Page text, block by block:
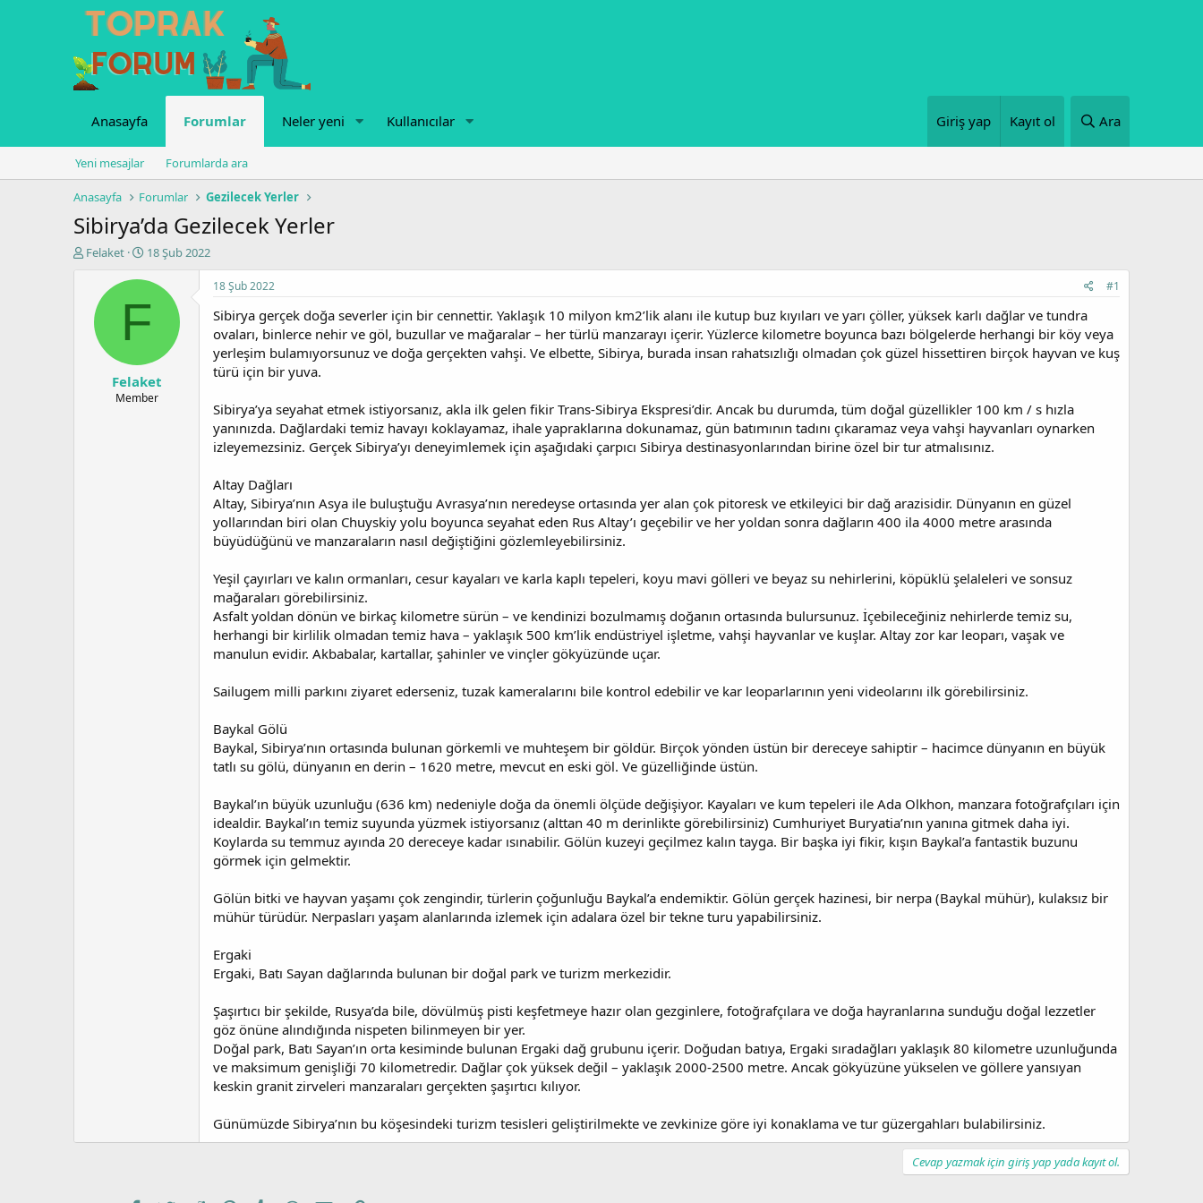
Anasayfa Forumlar Neler yeni Kullanıcılar Giriş yap Kayıt ol Ara
Yeni mesajlar Forumlarda ara
Anasayfa Forumlar Gezilecek Yerler
Sibirya’da Gezilecek Yerler
K
Felaket
B
ş
ı
ç
t
18 Şub 2022
F
Felaket
Member
18 Şub 2022 #1
Sibirya gerçek doğa severler için bir cennettir. Yaklaşık 10 milyon km2’lik alanı ile kutup buz kıyıları ve yarı çöller, yüksek karlı dağlar ve tundra
ovaları, binlerce nehir ve göl, buzullar ve mağaralar – her türlü manzarayı içerir. Yüzlerce kilometre boyunca bazı bölgelerde herhangi bir köy veya
yerleşim bulamıyorsunuz ve doğa gerçekten vahşi. Ve elbette, Sibirya, burada insan rahatsızlığı olmadan çok güzel hissettiren birçok hayvan ve kuş
türü için bir yuva.
Sibirya’ya seyahat etmek istiyorsanız, akla ilk gelen fikir Trans-Sibirya Ekspresi’dir. Ancak bu durumda, tüm doğal güzellikler 100 km / s hızla
yanınızda. Dağlardaki temiz havayı koklayamaz, ihale yapraklarına dokunamaz, gün batımının tadını çıkaramaz veya vahşi hayvanları oynarken
izleyemezsiniz. Gerçek Sibirya’yı deneyimlemek için aşağıdaki çarpıcı Sibirya destinasyonlarından birine özel bir tur atmalısınız.
Altay Dağları
Altay, Sibirya’nın Asya ile buluştuğu Avrasya’nın neredeyse ortasında yer alan çok pitoresk ve etkileyici bir dağ arazisidir. Dünyanın en güzel
yollarından biri olan Chuyskiy yolu boyunca seyahat eden Rus Altay’ı geçebilir ve her yoldan sonra dağların 400 ila 4000 metre arasında
büyüdüğünü ve manzaraların nasıl değiştiğini gözlemleyebilirsiniz.
Yeşil çayırları ve kalın ormanları, cesur kayaları ve karla kaplı tepeleri, koyu mavi gölleri ve beyaz su nehirlerini, köpüklü şelaleleri ve sonsuz
mağaraları görebilirsiniz.
Asfalt yoldan dönün ve birkaç kilometre sürün – ve kendinizi bozulmamış doğanın ortasında bulursunuz. İçebileceğiniz nehirlerde temiz su,
herhangi bir kirlilik olmadan temiz hava – yaklaşık 500 km’lik endüstriyel işletme, vahşi hayvanlar ve kuşlar. Altay zor kar leoparı, vaşak ve
manulun evidir. Akbabalar, kartallar, şahinler ve vinçler gökyüzünde uçar.
Sailugem milli parkını ziyaret ederseniz, tuzak kameralarını bile kontrol edebilir ve kar leoparlarının yeni videolarını ilk görebilirsiniz.
Baykal Gölü
Baykal, Sibirya’nın ortasında bulunan görkemli ve muhteşem bir göldür. Birçok yönden üstün bir dereceye sahiptir – hacimce dünyanın en büyük
tatlı su gölü, dünyanın en derin – 1620 metre, mevcut en eski göl. Ve güzelliğinde üstün.
Baykal’ın büyük uzunluğu (636 km) nedeniyle doğa da önemli ölçüde değişiyor. Kayaları ve kum tepeleri ile Ada Olkhon, manzara fotoğrafçıları için
idealdir. Baykal’ın temiz suyunda yüzmek istiyorsanız (alttan 40 m derinlikte görebilirsiniz) Cumhuriyet Buryatia’nın yanına gitmek daha iyi.
Koylarda su temmuz ayında 20 dereceye kadar ısınabilir. Gölün kuzeyi geçilmez kalın tayga. Bir başka iyi fikir, kışın Baykal’a fantastik buzunu
görmek için gelmektir.
Gölün bitki ve hayvan yaşamı çok zengindir, türlerin çoğunluğu Baykal’a endemiktir. Gölün gerçek hazinesi, bir nerpa (Baykal mühür), kulaksız bir
mühür türüdür. Nerpasları yaşam alanlarında izlemek için adalara özel bir tekne turu yapabilirsiniz.
Ergaki
Ergaki, Batı Sayan dağlarında bulunan bir doğal park ve turizm merkezidir.
Şaşırtıcı bir şekilde, Rusya’da bile, dövülmüş pisti keşfetmeye hazır olan gezginlere, fotoğrafçılara ve doğa hayranlarına sunduğu doğal lezzetler
göz önüne alındığında nispeten bilinmeyen bir yer.
Doğal park, Batı Sayan’ın orta kesiminde bulunan Ergaki dağ grubunu içerir. Doğudan batıya, Ergaki sıradağları yaklaşık 80 kilometre uzunluğunda
ve maksimum genişliği 70 kilometredir. Dağlar çok yüksek değil – yaklaşık 2000-2500 metre. Ancak gökyüzüne yükselen ve göllere yansıyan
keskin granit zirveleri manzaraları gerçekten şaşırtıcı kılıyor.
Günümüzde Sibirya’nın bu köşesindeki turizm tesisleri geliştirilmekte ve zevkinize göre iyi konaklama ve tur güzergahları bulabilirsiniz.
Cevap yazmak için giriş yap yada kayıt ol.